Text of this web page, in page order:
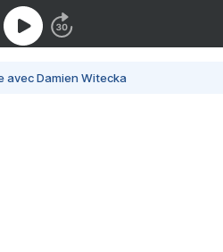
avec Damien Witecka